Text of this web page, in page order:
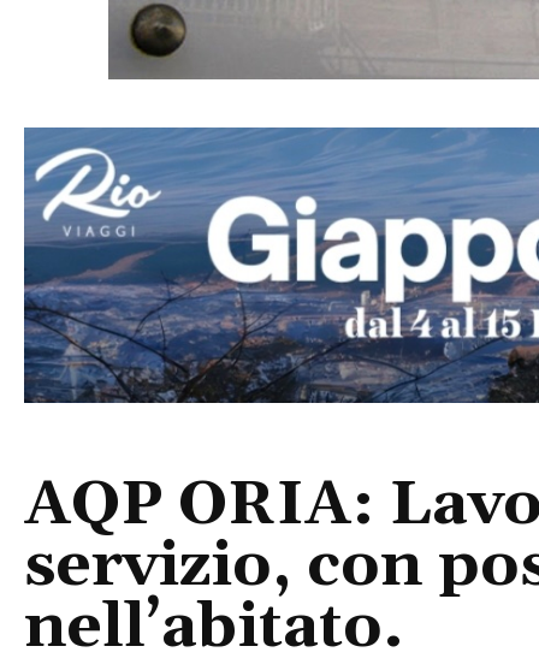
AQP ORIA:
servizio, con
nell’abitato.